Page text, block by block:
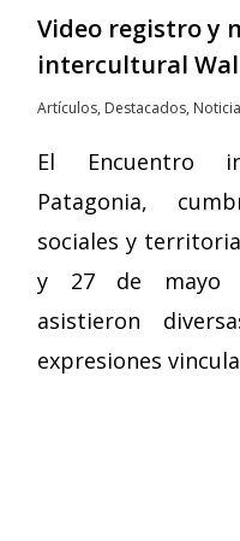
Video registro y
intercultural
Artículos, Destacados,
El Encuentro
Patagonia,
sociales y
y 27 de mayo
asistieron
expresiones